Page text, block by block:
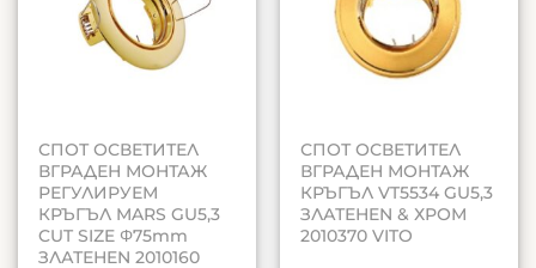
СПОТ ОСВЕТИТЕЛ
ВГРАДЕН МОНТАЖ
РЕГУЛИРУЕМ
КРЪГЪЛ MARS GU5,3
CUT SIZE Φ75mm
ЗЛАТЕНEN 2010160
СПОТ ОСВЕТИТЕЛ
ВГРАДЕН МОНТАЖ
КРЪГЪЛ VT5534 GU5,3
ЗЛАТЕНEN & ХРОМ
2010370 VITO